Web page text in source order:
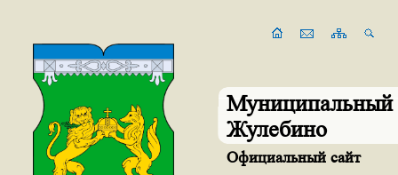
Муниципальный
Жулебино
Официальный сайт